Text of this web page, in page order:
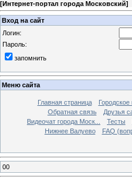
[Интернет-портал города Московский]
Вход на сайт
Логин:
Пароль:
запомнить
Меню сайта
Главная страница
Обратная связь
Друзья
Видеочат города Моск...
Тесты
Нижнее Валуево
FAQ
00